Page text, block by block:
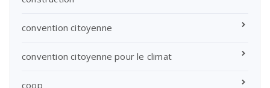
convention citoyenne
convention citoyenne pour le climat
coop